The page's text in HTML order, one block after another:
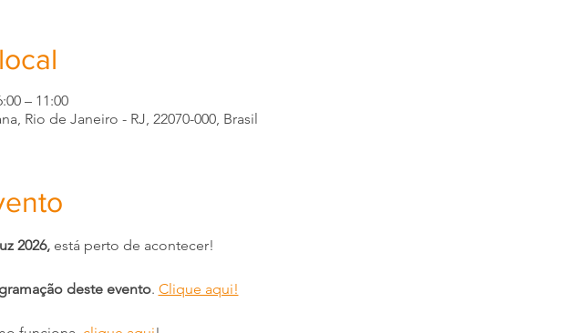
– 11:00
Rio de Janeiro - RJ, 22070-000, Brasil
2026, está perto de acontecer!
deste evento. Clique aqui!